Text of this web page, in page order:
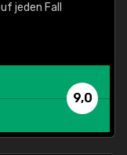
jeden Fall
9,0